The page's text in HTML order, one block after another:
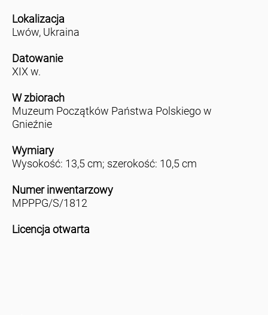
Lokalizacja
Lwów, Ukraina
Datowanie
XIX w.
W zbiorach
Muzeum Początków Państwa Polskiego w
Gnieźnie
Wymiary
Wysokość: 13,5 cm; szerokość: 10,5 cm
Numer inwentarzowy
MPPPG/S/1812
Licencja otwarta